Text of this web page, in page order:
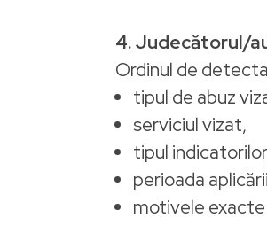
4. Judecătorul/
Ordinul de
tipul de abuz
serviciul vizat,
tipul
perioada
motivele